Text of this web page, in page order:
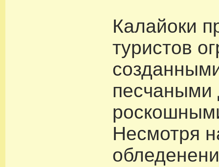
Калайоки
туристов
Несмотря